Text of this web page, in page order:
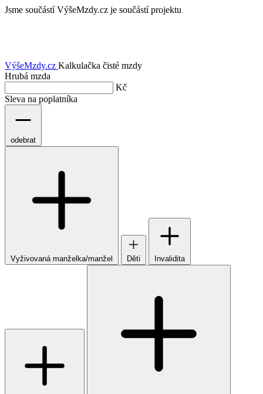
Jsme součástí VýšeMzdy.cz je součástí projektu
VýšeMzdy.cz Kalkulačka čisté mzdy
Hrubá mzda
Kč
Sleva na poplatníka
odebrat
Vyživovaná manželka/manžel Děti Invalidita